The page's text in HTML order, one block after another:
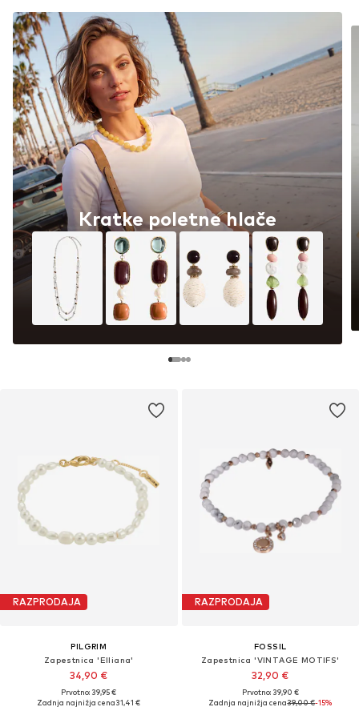
Kratke poletne hlače
RAZPRODAJA
PILGRIM
Zapestnica 'Elliana'
34,90 €
Prvotno: 39,95 €
Zadnja najnižja cena31,41 €
RAZPRODAJA
FOSSIL
Zapestnica 'VINTAGE MOTIFS'
32,90 €
Prvotno: 39,90 €
Zadnja najnižja cena39,00 €-15%